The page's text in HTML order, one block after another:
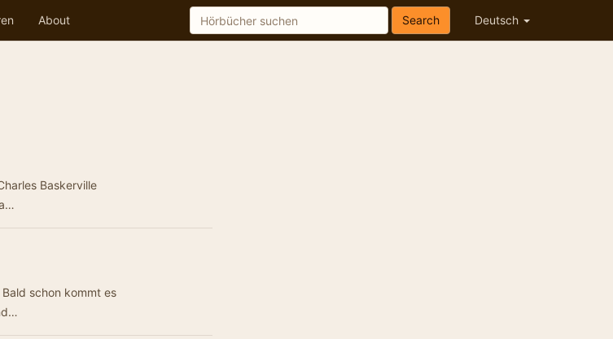
About Deutsch
Search
Baskerville
schon kommt es